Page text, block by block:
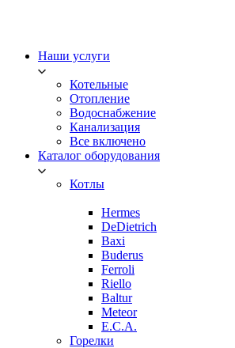
Наши услуги
Котельные
Отопление
Водоснабжение
Канализация
Все включено
Каталог оборудования
Котлы
Hermes
DeDietrich
Baxi
Buderus
Ferroli
Riello
Baltur
Meteor
E.C.A.
Горелки